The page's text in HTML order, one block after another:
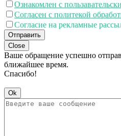
Ознакомлен с
Согласен с политекой
Согласие на рекламные
Отправить
Close
Ваше обращение успешно
ближайшее время.
Спасибо!
Ok